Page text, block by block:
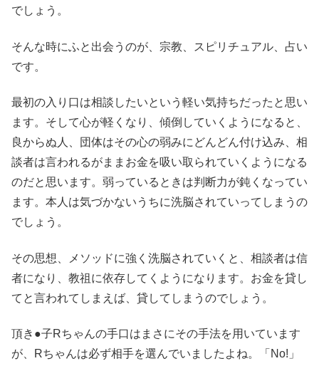
でしょう。
そんな時にふと出会うのが、宗教、スピリチュアル、占い
です。
最初の入り口は相談したいという軽い気持ちだったと思い
ます。そして心が軽くなり、傾倒していくようになると、
良からぬ人、団体はその心の弱みにどんどん付け込み、相
談者は言われるがままお金を吸い取られていくようになる
のだと思います。弱っているときは判断力が鈍くなってい
ます。本人は気づかないうちに洗脳されていってしまうの
でしょう。
その思想、メソッドに強く洗脳されていくと、相談者は信
者になり、教祖に依存してくようになります。お金を貸し
てと言われてしまえば、貸してしまうのでしょう。
頂き●子Rちゃんの手口はまさにその手法を用いています
が、Rちゃんは必ず相手を選んでいましたよね。「No!」